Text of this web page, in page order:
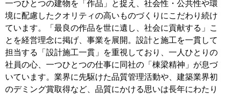
一つひとつの建物を「作品」と捉え、社会性・公共性や環
境に配慮したクオリティの高いものづくりにこだわり続け
ています。「最良の作品を世に遺し、社会に貢献する」こ
とを経営理念に掲げ、事業を展開。設計と施工を一貫して
担当する「設計施工一貫」を重視しており、一人ひとりの
社員の心、一つひとつの仕事に同社の「棟梁精神」が息づ
いています。業界に先駆けた品質管理活動や、建築業界初
のデミング賞取得など、品質にかける思いは長年にわたり